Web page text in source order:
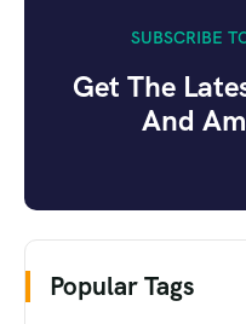
SUBSCRIBE
Get The
And
Popular Tags